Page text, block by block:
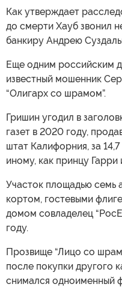
Как утверждает
до смерти Хауб звонил
банкиру Андрею
Еще одним российским
известный мошенник
“Олигарх со шрамом”.
Гришин угодил в
газет в 2020 году,
штат Калифорния, за
иному, как принцу
Участок площадью семь
кортом, гостевыми
домом совладелец
году.
Прозвище “Лицо со
после покупки другого
снимался одноименный